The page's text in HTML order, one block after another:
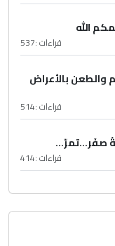
الله
قراءات :537
والطعن بالأعراض
قراءات :514
صفَر…تمرّ...
قراءات :414